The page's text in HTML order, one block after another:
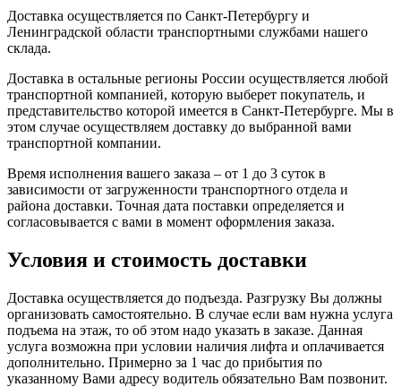
Доставка осуществляется по Санкт-Петербургу и
Ленинградской области транспортными службами нашего
склада.
Доставка в остальные регионы России осуществляется любой
транспортной компанией, которую выберет покупатель, и
представительство которой имеется в Санкт-Петербурге. Мы в
этом случае осуществляем доставку до выбранной вами
транспортной компании.
Время исполнения вашего заказа – от 1 до 3 суток в
зависимости от загруженности транспортного отдела и
района доставки. Точная дата поставки определяется и
согласовывается с вами в момент оформления заказа.
Условия и стоимость доставки
Доставка осуществляется до подъезда. Разгрузку Вы должны
организовать самостоятельно. В случае если вам нужна услуга
подъема на этаж, то об этом надо указать в заказе. Данная
услуга возможна при условии наличия лифта и оплачивается
дополнительно. Примерно за 1 час до прибытия по
указанному Вами адресу водитель обязательно Вам позвонит.